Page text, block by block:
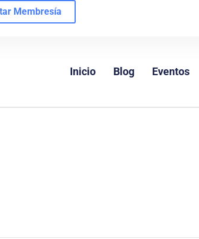
Membresía
Inicio Blog Eventos